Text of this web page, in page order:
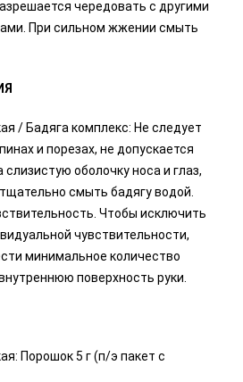
чередовать с другими
При сильном жжении смыть
/ Бадяга комплекс: Не следует
и порезах, не допускается
оболочку носа и глаз,
смыть бадягу водой.
Чтобы исключить
чувствительности,
минимальное количество
поверхность руки.
Порошок 5 г (п/э пакет с